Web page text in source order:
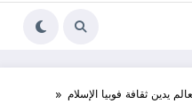
يدين ثقافة فوبيا الإسلام